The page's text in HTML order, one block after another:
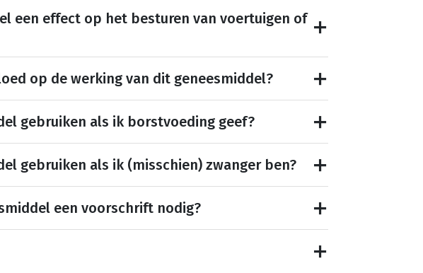
een effect op het besturen van voertuigen of
op de werking van dit geneesmiddel?
gebruiken als ik borstvoeding geef?
gebruiken als ik (misschien) zwanger ben?
een voorschrift nodig?